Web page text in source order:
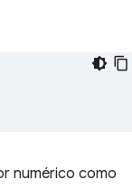
numérico como